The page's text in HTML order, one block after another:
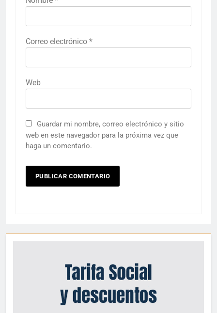
Correo electrónico *
Web
Guardar mi nombre, correo electrónico y sitio
web en este navegador para la próxima vez que
haga un comentario.